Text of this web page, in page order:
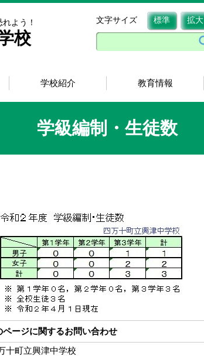
よう！
校
文字サイズ 標準 拡大
学校紹介 教育情報
学級編制・生徒数
ページに関するお問い合わせ
十町立興津中学校